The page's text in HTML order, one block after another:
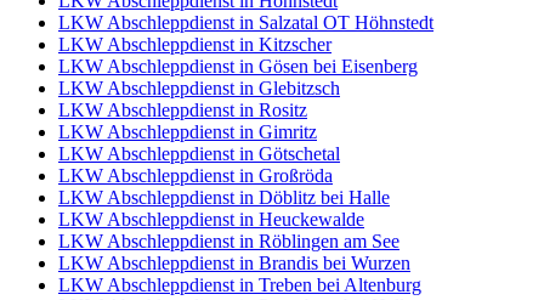
LKW Abschleppdienst in Salzatal OT Höhnstedt
LKW Abschleppdienst in Kitzscher
LKW Abschleppdienst in Gösen bei Eisenberg
LKW Abschleppdienst in Glebitzsch
LKW Abschleppdienst in Rositz
LKW Abschleppdienst in Gimritz
LKW Abschleppdienst in Götschetal
LKW Abschleppdienst in Großröda
LKW Abschleppdienst in Döblitz bei Halle
LKW Abschleppdienst in Heuckewalde
LKW Abschleppdienst in Röblingen am See
LKW Abschleppdienst in Brandis bei Wurzen
LKW Abschleppdienst in Treben bei Altenburg